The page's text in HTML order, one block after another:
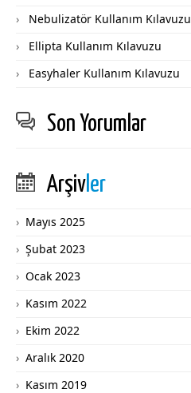
Nebulizatör Kullanım Kılavuzu
Ellipta Kullanım Kılavuzu
Easyhaler Kullanım Kılavuzu
Son Yorumlar
Arşiv ler
Mayıs 2025
Şubat 2023
Ocak 2023
Kasım 2022
Ekim 2022
Aralık 2020
Kasım 2019